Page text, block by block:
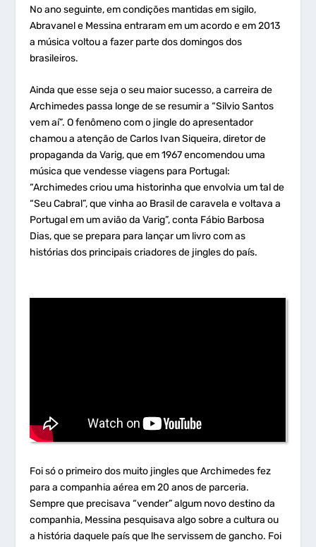
No ano seguinte, em condições mantidas em sigilo,
Abravanel e Messina entraram em um acordo e em 2013
a música voltou a fazer parte dos domingos dos
brasileiros.
Ainda que esse seja o seu maior sucesso, a carreira de
Archimedes passa longe de se resumir a “Silvio Santos
vem aí”. O fenômeno com o jingle do apresentador
chamou a atenção de Carlos Ivan Siqueira, diretor de
propaganda da Varig, que em 1967 encomendou uma
música que vendesse viagens para Portugal:
“Archimedes criou uma historinha que envolvia um tal de
“Seu Cabral”, que vinha ao Brasil de caravela e voltava a
Portugal em um avião da Varig”, conta Fábio Barbosa
Dias, que se prepara para lançar um livro com as
histórias dos principais criadores de jingles do país.
Foi só o primeiro dos muito jingles que Archimedes fez
para a companhia aérea em 20 anos de parceria.
Sempre que precisava “vender” algum novo destino da
companhia, Messina pesquisava algo sobre a cultura ou
a história daquele país que lhe servissem de gancho. Foi